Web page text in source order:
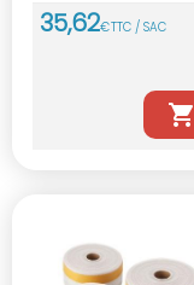
35,62€TTC / SAC